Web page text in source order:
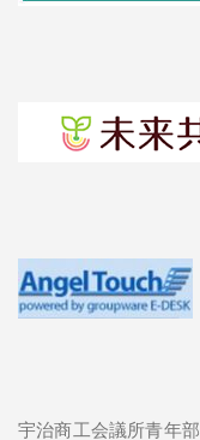
宇治商工会議所青年部